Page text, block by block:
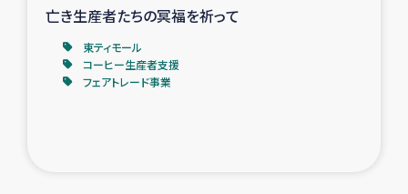
亡き生産者たちの冥福を祈って
東ティモール
コーヒー生産者支援
フェアトレード事業